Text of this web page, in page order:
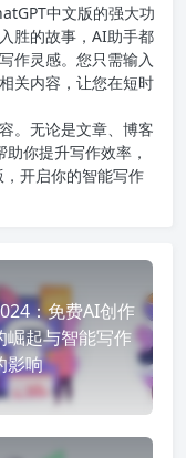
中文版的强大功
胜的故事，AI助手都
作灵感。您只需输入
关内容，让您在短时
。无论是文章、博客
你提升写作效率，
，开启你的智能写作
：免费AI创作
崛起与智能写作
影响